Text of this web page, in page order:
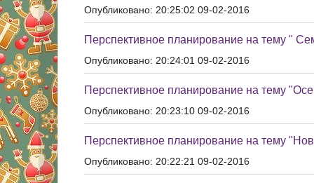
Опубликовано: 20:25:02 09-02-2016
Перспективное планирование на тему "
Опубликовано: 20:24:01 09-02-2016
Перспективное планирование на тему
Опубликовано: 20:23:10 09-02-2016
Перспективное планирование на тему
Опубликовано: 20:22:21 09-02-2016